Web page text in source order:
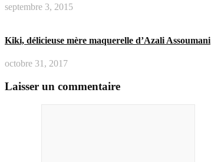
septembre 3, 2015
Kiki, délicieuse mère maquerelle d’Azali Assoumani
octobre 31, 2017
Laisser un commentaire